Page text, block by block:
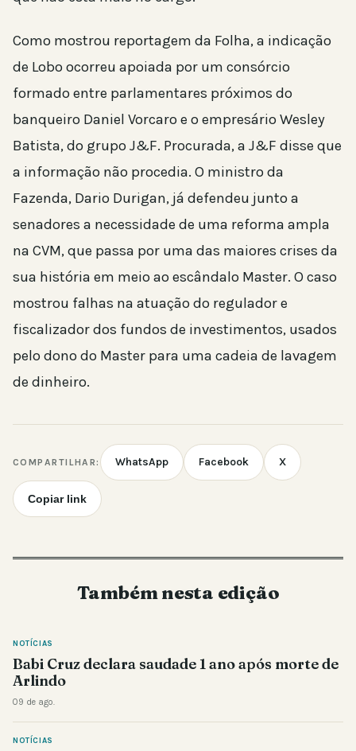
Como mostrou reportagem da Folha, a indicação
de Lobo ocorreu apoiada por um consórcio
formado entre parlamentares próximos do
banqueiro Daniel Vorcaro e o empresário Wesley
Batista, do grupo J&F. Procurada, a J&F disse que
a informação não procedia. O ministro da
Fazenda, Dario Durigan, já defendeu junto a
senadores a necessidade de uma reforma ampla
na CVM, que passa por uma das maiores crises da
sua história em meio ao escândalo Master. O caso
mostrou falhas na atuação do regulador e
fiscalizador dos fundos de investimentos, usados
pelo dono do Master para uma cadeia de lavagem
de dinheiro.
COMPARTILHAR: WhatsApp Facebook X
Copiar link
Também nesta edição
NOTÍCIAS
Babi Cruz declara saudade 1 ano após morte de
Arlindo
09 de ago.
NOTÍCIAS